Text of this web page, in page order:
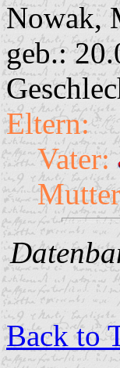
Nowak,
geb.:
Eltern:
Vater:
Back to